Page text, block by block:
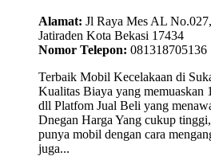
Alamat: Jl Raya Mes AL
Jatiraden Kota Bekasi 17434
Nomor Telepon: 081318705136
Terbaik Mobil Kecelakaan di
Kualitas Biaya yang
dll Platfom Jual Beli yang
Dnegan Harga Yang cukup
punya mobil dengan cara
juga...